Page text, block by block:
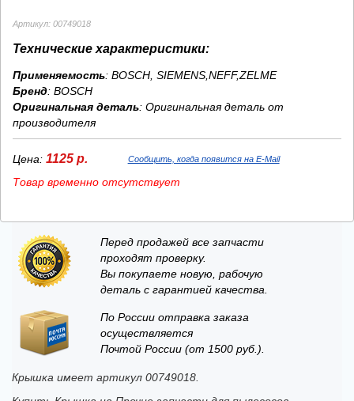
Артикул: 00749018
Технические характеристики:
Применяемость: BOSCH, SIEMENS,NEFF,ZELME
Бренд: BOSCH
Оригинальная деталь: Оригинальная деталь от
производителя
Цена: 1125 р. Сообщить, когда появится на E-Mail
Товар временно отсутствует
Перед продажей все запчасти
проходят проверку.
Вы покупаете новую, рабочую
деталь с гарантией качества.
По России отправка заказа
осуществляется
Почтой России (от 1500 руб.).
Крышка имеет артикул 00749018.